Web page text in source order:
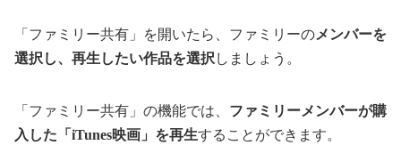
「ファミリー共有」を開いたら、ファミリーのメンバーを
選択し、再生したい作品を選択 しましょう。
「ファミリー共有」の機能では、 ファミリーメンバーが購
入した「iTunes映画」を再生することができます。